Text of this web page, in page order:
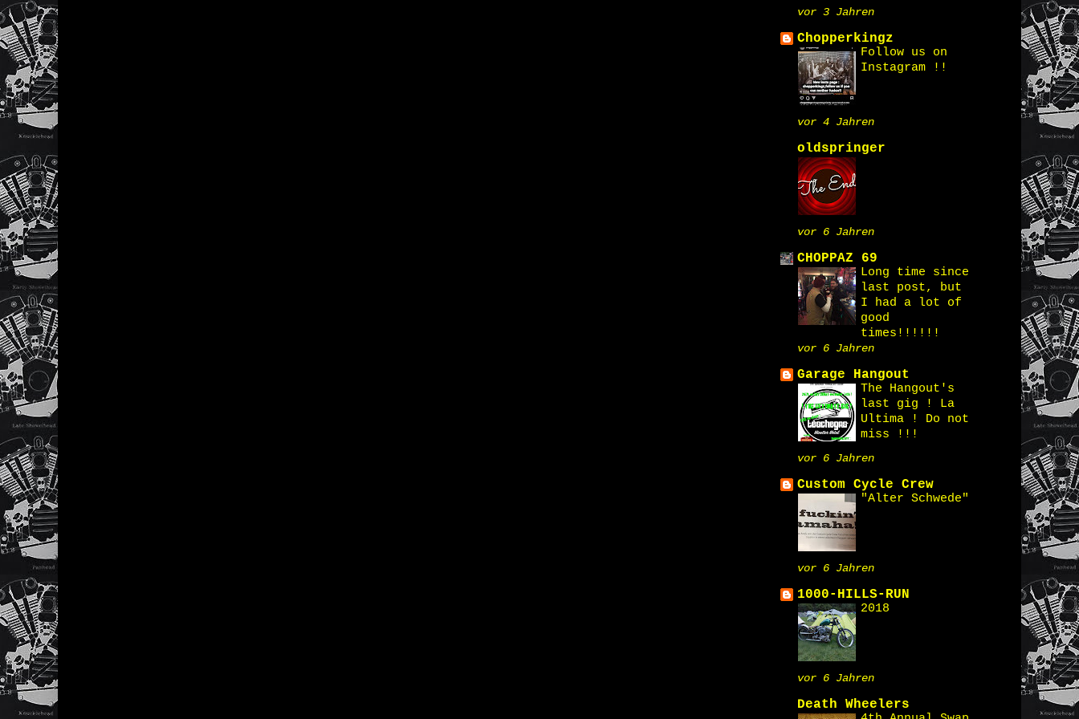
vor 3 Jahren
Chopperkingz
Follow us on
Instagram !!
vor 4 Jahren
oldspringer
vor 6 Jahren
CHOPPAZ 69
Long time since
last post, but
I had a lot of
good
times!!!!!!
vor 6 Jahren
Garage Hangout
The Hangout's
last gig ! La
Ultima ! Do not
miss !!!
vor 6 Jahren
Custom Cycle Crew
"Alter Schwede"
vor 6 Jahren
1000-HILLS-RUN
2018
vor 6 Jahren
Death Wheelers